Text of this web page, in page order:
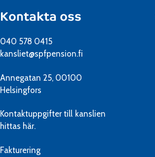
Kontakta oss
040 578 0415
kansliet@spfpension.fi
Annegatan 25, 00100
Helsingfors
Kontaktuppgifter till kanslien
hittas här.
Fakturering